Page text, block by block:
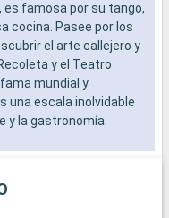
es famosa por su tango,
cocina. Pasee por los
el arte callejero y
y el Teatro
mundial y
una escala inolvidable
y la gastronomía.